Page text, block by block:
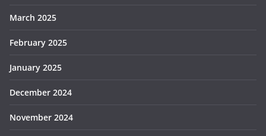
March 2025
February 2025
January 2025
December 2024
November 2024